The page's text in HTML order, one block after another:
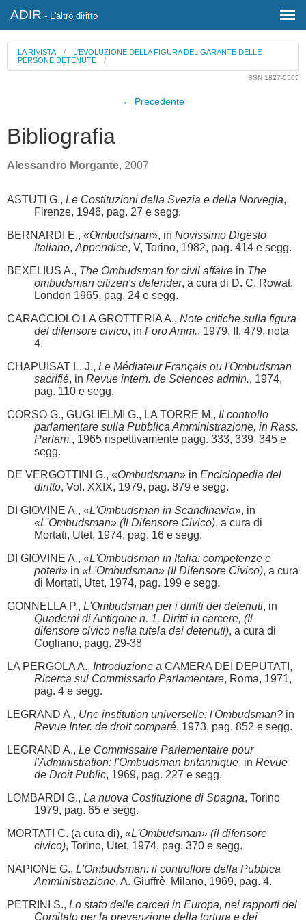
ADIR - L'altro diritto
LA RIVISTA / L'EVOLUZIONE DELLA FIGURA DEL GARANTE DELLE
PERSONE DETENUTE /
ISSN 1827-0565
← Precedente
Bibliografia
Alessandro Morgante, 2007
ASTUTI G., Le Costituzioni della Svezia e della Norvegia,
Firenze, 1946, pag. 27 e segg.
BERNARDI E., «Ombudsman», in Novissimo Digesto
Italiano,Appendice, V, Torino, 1982, pag. 414 e segg.
BEXELIUS A., The Ombudsman for civil affaire in The
ombudsman citizen's defender, a cura di D. C. Rowat,
London 1965, pag. 24 e segg.
CARACCIOLO LA GROTTERIA A., Note critiche sulla figura
del difensore civico, in Foro Amm., 1979, II, 479, nota
4.
CHAPUISAT L. J., Le Médiateur Français ou l'Ombudsman
sacrifié, in Revue intern. de Sciences admin., 1974,
pag. 110 e segg.
CORSO G., GUGLIELMI G., LA TORRE M., Il controllo
parlamentare sulla Pubblica Amministrazione, in Rass.
Parlam., 1965 rispettivamente pagg. 333, 339, 345 e
segg.
DE VERGOTTINI G., «Ombudsman» in Enciclopedia del
diritto, Vol. XXIX, 1979, pag. 879 e segg.
DI GIOVINE A., «L'Ombudsman in Scandinavia», in
«L'Ombudsman» (Il Difensore Civico), a cura di
Mortati, Utet, 1974, pag. 16 e segg.
DI GIOVINE A., «L'Ombudsman in Italia: competenze e
poteri» in «L'Ombudsman» (Il Difensore Civico), a cura
di Mortati, Utet, 1974, pag. 199 e segg.
GONNELLA P., L'Ombudsman per i diritti dei detenuti, in
Quaderni di Antigone n. 1, Diritti in carcere, (Il
difensore civico nella tutela dei detenuti), a cura di
Cogliano, pagg. 29-38
LA PERGOLA A., Introduzione a CAMERA DEI DEPUTATI,
Ricerca sul Commissario Parlamentare, Roma, 1971,
pag. 4 e segg.
LEGRAND A., Une institution universelle: l'Ombudsman? in
Revue Inter. de droit comparé, 1973, pag. 852 e segg.
LEGRAND A., Le Commissaire Parlementaire pour
l'Administration: l'Ombudsman britannique, in Revue
de Droit Public, 1969, pag. 227 e segg.
LOMBARDI G., La nuova Costituzione di Spagna, Torino
1979, pag. 65 e segg.
MORTATI C. (a cura di), «L'Ombudsman» (il difensore
civico), Torino, Utet, 1974, pag. 370 e segg.
NAPIONE G., L'Ombudsman: il controllore della Pubbica
Amministrazione, A. Giuffrè, Milano, 1969, pag. 4.
PETRINI S., Lo stato delle carceri in Europa, nei rapporti del
Comitato per la prevenzione della tortura e dei